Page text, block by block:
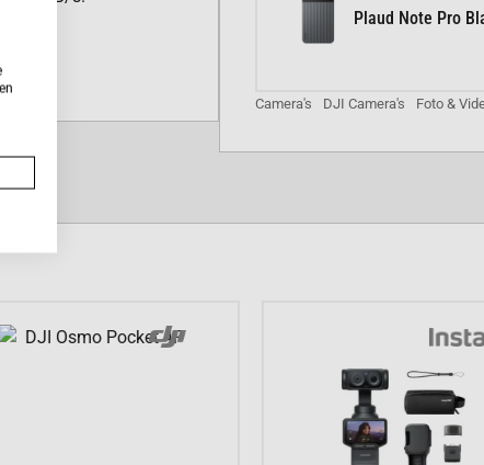
met een pixelgrootte
professionele
bereik
Plaud Note Pro
Camera's DJI Camera's Foto &